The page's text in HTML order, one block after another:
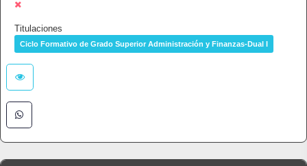
Titulaciones
Ciclo Formativo de Grado Superior Administración y Finanzas-Dual I